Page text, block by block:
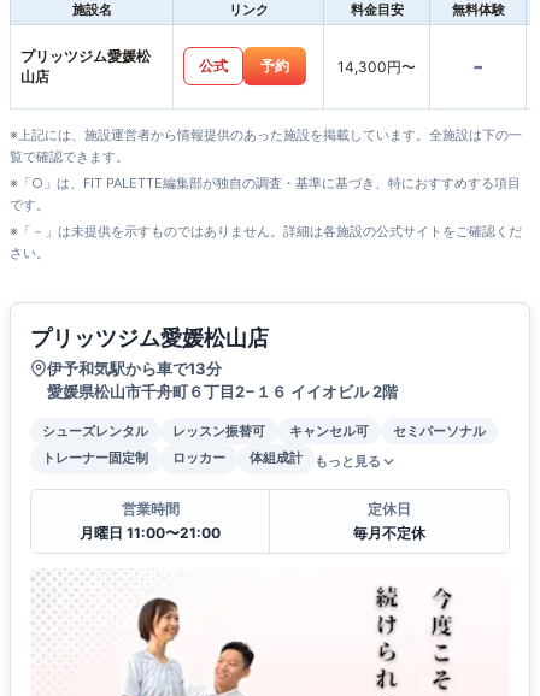
施設名
リンク 料金目安 無料体験
プリッツジム愛媛松
山店
公式 予約 14,300円〜 -
※上記には、施設運営者から情報提供のあった施設を掲載しています。全施設は下の一
覧で確認できます。
※「○」は、FIT PALETTE編集部が独自の調査・基準に基づき、特におすすめする項目
です。
※「－」は未提供を示すものではありません。詳細は各施設の公式サイトをご確認くだ
さい。
プリッツジム愛媛松山店
伊予和気駅から車で13分
愛媛県松山市千舟町６丁目2−１６ イイオビル 2階
シューズレンタル レッスン振替可 キャンセル可
セミパーソナル
トレーナー固定制
ロッカー 体組成計 もっと見る
営業時間
月曜日 11:00〜21:00
定休日
毎月不定休